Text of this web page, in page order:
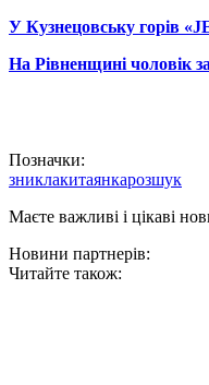
У Кузнецовську горів
На Рівненщині чоловік
Позначки:
зниклакитаянкарозшук
Маєте важливі і цікаві
Новини партнерів:
Читайте також: